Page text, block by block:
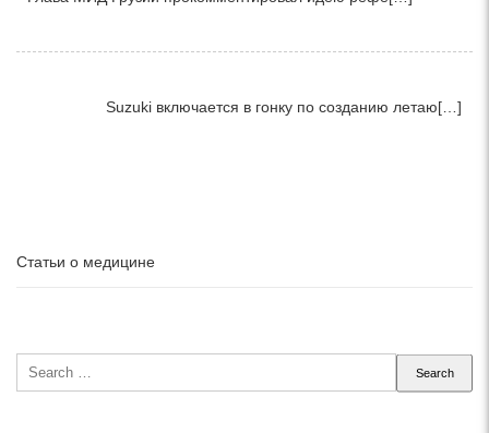
Suzuki включается в гонку по созданию летаю[…]
Статьи о медицине
Search
for: